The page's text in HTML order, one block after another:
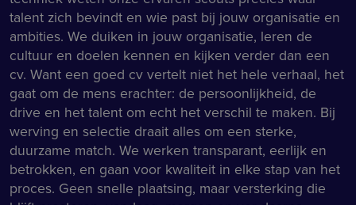
talent zich bevindt en wie past bij jouw organisatie en
ambities. We duiken in jouw organisatie, leren de
cultuur en doelen kennen en kijken verder dan een
cv. Want een goed cv vertelt niet het hele verhaal, het
gaat om de mens erachter: de persoonlijkheid, de
drive en het talent om echt het verschil te maken. Bij
werving en selectie draait alles om een sterke,
duurzame match. We werken transparant, eerlijk en
betrokken, en gaan voor kwaliteit in elke stap van het
proces. Geen snelle plaatsing, maar versterking die